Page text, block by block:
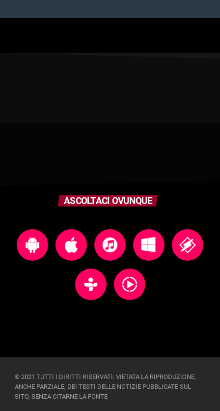
ASCOLTACI OVUNQUE
© 2021 TUTTI I DIRITTI RISERVATI. VIETATA LA RIPRODUZIONE,
ANCHE PARZIALE, DEI TESTI DELLE NOTIZIE PUBBLICATE SUL
SITO, SENZA CITARNE LA FONTE